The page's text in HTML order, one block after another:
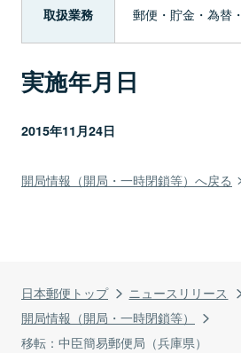
日本郵便トップ
ニュースリリース
開局情報（開局・一時閉鎖等）
移転：中臣簡易郵便局（兵庫県）
取扱業務 郵便・貯金・為替
実施年月日
2015年11月24日
開局情報（開局・一時閉鎖等）へ戻る